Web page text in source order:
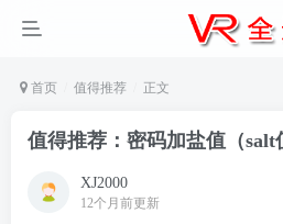
首页 值得推荐 正文
值得推荐：密码加盐值（salt
XJ2000
12个月前更新